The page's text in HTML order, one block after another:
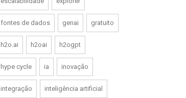
fontes de dados genai gratuito
h2o.ai h2oai h2ogpt
hype cycle ia inovação
integração inteligência artificial